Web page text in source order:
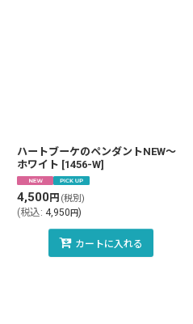
ハートブーケのペンダントNEW〜
ホワイト [1456-W]
4,500円 (税別)
(税込: 4,950円)
カートに入れる